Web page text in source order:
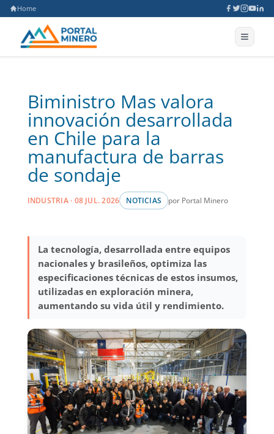
Home
Biministro Mas valora
innovación desarrollada
en Chile para la
manufactura de barras
de sondaje
INDUSTRIA · 08 JUL. 2026 NOTICIAS por Portal Minero
La tecnología, desarrollada entre equipos
nacionales y brasileños, optimiza las
especificaciones técnicas de estos insumos,
utilizadas en exploración minera,
aumentando su vida útil y rendimiento.